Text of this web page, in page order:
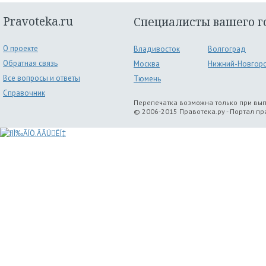
Pravoteka.ru
О проекте
Обратная связь
Все вопросы и ответы
Справочник
Специалисты вашего
Владивосток
Волгоград
Москва
Нижний-
Тюмень
Перепечатка возможна только при
© 2006-2015 Правотека.ру - Портал